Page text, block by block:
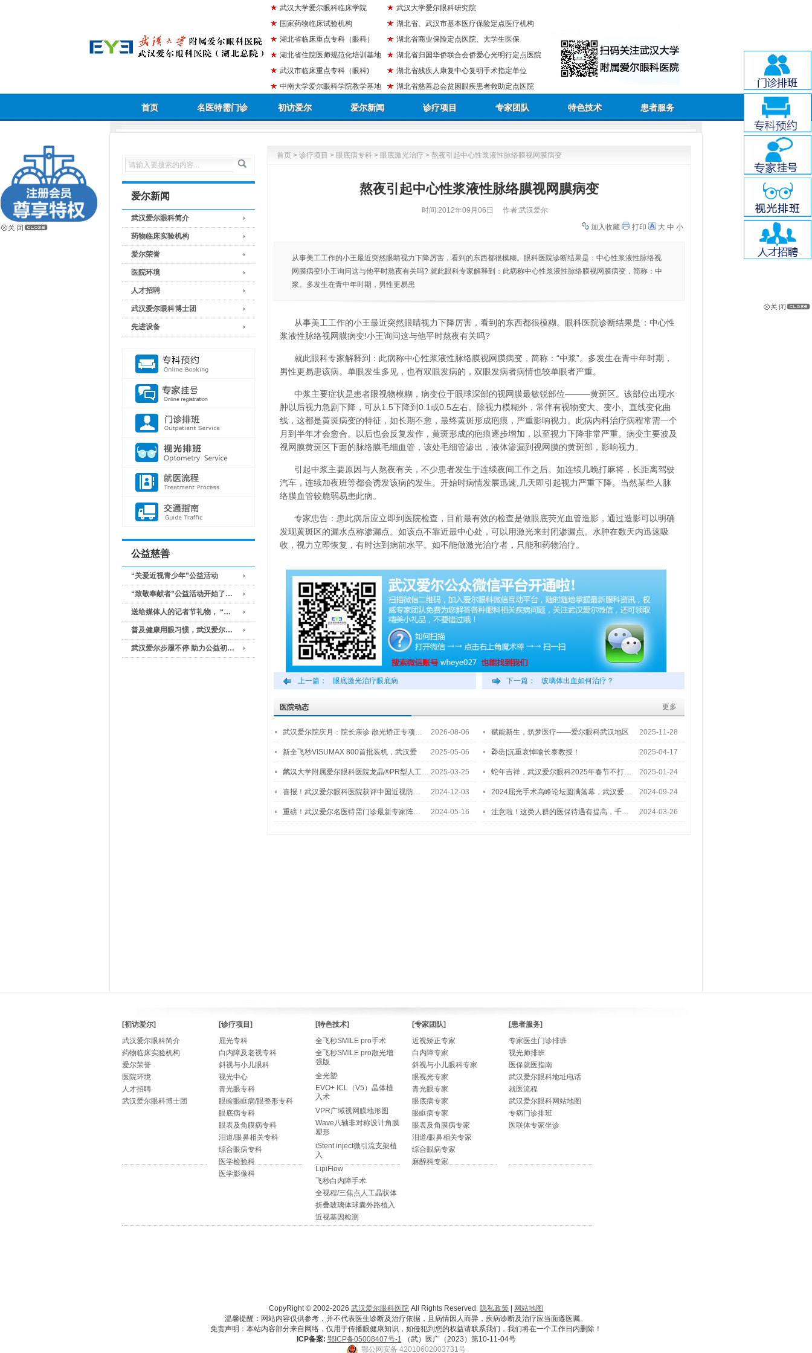
武汉大学爱尔眼科临床学院
国家药物临床试验机构
湖北省临床重点专科（眼科）
湖北省住院医师规范化培训基地
武汉市临床重点专科（眼科)
中南大学爱尔眼科学院教学基地
武汉大学爱尔眼科研究院
湖北省、武汉市基本医疗保险定点医疗机构
湖北省商业保险定点医院、大学生医保
湖北省归国华侨联合会侨爱心光明行定点医院
湖北省残疾人康复中心复明手术指定单位
湖北省慈善总会贫困眼疾患者救助定点医院
首页 名医特需门诊 初访爱尔 爱尔新闻 诊疗项目 专家团队 特色技术 患者服务
爱尔新闻
武汉爱尔眼科简介
药物临床实验机构
爱尔荣誉
医院环境
人才招聘
武汉爱尔眼科博士团
先进设备
公益慈善
“关爱近视青少年”公益活动
“致敬奉献者”公益活动开始了…
送给媒体人的记者节礼物， “…
普及健康用眼习惯，武汉爱尔…
武汉爱尔步履不停 助力公益初…
首页 > 诊疗项目 > 眼底病专科 > 眼底激光治疗 > 熬夜引起中心性浆液性脉络膜视网膜病变
熬夜引起中心性浆液性脉络膜视网膜病变
时间:2012年09月06日
作者:武汉爱尔
加入收藏
打印 大 中 小
从事美工工作的小王最近突然眼睛视力下降厉害，看到的东西都很模糊。眼科医院诊断结果是：中心性浆液性脉络视
网膜病变!小王询问这与他平时熬夜有关吗? 就此眼科专家解释到：此病称中心性浆液性脉络膜视网膜病变，简称：中
浆。多发生在青中年时期，男性更易患
从事美工工作的小王最近突然眼睛视力下降厉害，看到的东西都很模糊。眼科医院诊断结果是：中心性
浆液性脉络视网膜病变!小王询问这与他平时熬夜有关吗?
就此眼科专家解释到：此病称中心性浆液性脉络膜视网膜病变，简称：“中浆”。多发生在青中年时期，
男性更易患该病。单眼发生多见，也有双眼发病的，双眼发病者病情也较单眼者严重。
中浆主要症状是患者眼视物模糊，病变位于眼球深部的视网膜最敏锐部位———黄斑区。该部位出现水
肿以后视力急剧下降，可从1.5下降到0.1或0.5左右。除视力模糊外，常伴有视物变大、变小、直线变化曲
线，这都是黄斑病变的特征，如长期不愈，最终黄斑形成疤痕，严重影响视力。此病内科治疗病程常需一个
月到半年才会愈合。以后也会反复发作，黄斑形成的疤痕逐步增加，以至视力下降非常严重。病变主要波及
视网膜黄斑区下面的脉络膜毛细血管，该处毛细管渗出，液体渗漏到视网膜的黄斑部，影响视力。
引起中浆主要原因与人熬夜有关，不少患者发生于连续夜间工作之后。如连续几晚打麻将，长距离驾驶
汽车，连续加夜班等都会诱发该病的发生。开始时病情发展迅速,几天即引起视力严重下降。当然某些人脉
络膜血管较脆弱易患此病。
专家忠告：患此病后应立即到医院检查，目前最有效的检查是做眼底荧光血管造影，通过造影可以明确
发现黄斑区的漏水点称渗漏点。如该点不靠近最中心处，可以用激光来封闭渗漏点。水肿在数天内迅速吸
收，视力立即恢复，有时达到病前水平。如不能做激光治疗者，只能和药物治疗。
上一篇： 眼底激光治疗眼底病 下一篇： 玻璃体出血如何治疗？
更多
医院动态
武汉爱尔院庆月：院长亲诊 散光矫正专项… 2026-08-06 赋能新生，筑梦医疗——爱尔眼科武汉地区
2…
2025-11-28
新全飞秒VISUMAX 800首批装机，武汉爱
尔…
2025-05-06 讣告|沉重哀悼喻长泰教授！ 2025-04-17
武汉大学附属爱尔眼科医院龙晶®PR型人工… 2025-03-25 蛇年吉祥，武汉爱尔眼科2025年春节不打… 2025-01-24
喜报！武汉爱尔眼科医院获评中国近视防… 2024-12-03 2024屈光手术高峰论坛圆满落幕，武汉爱… 2024-09-24
重磅！武汉爱尔名医特需门诊最新专家阵… 2024-05-16 注意啦！这类人群的医保待遇有提高，千… 2024-03-26
[初访爱尔]
武汉爱尔眼科简介
药物临床实验机构
爱尔荣誉
医院环境
人才招聘
武汉爱尔眼科博士团
[诊疗项目]
屈光专科
白内障及老视专科
斜视与小儿眼科
视光中心
青光眼专科
眼睑眼眶病/眼整形专科
眼底病专科
眼表及角膜病专科
泪道/眼鼻相关专科
综合眼病专科
医学检验科
医学影像科
[特色技术]
全飞秒SMILE pro手术
全飞秒SMILE pro散光增
强版
全光塑
EVO+ ICL（V5）晶体植
入术
VPR广域视网膜地形图
Wave八轴非对称设计角膜
塑形
iStent inject微引流支架植
入
LipiFlow
飞秒白内障手术
全视程/三焦点人工晶状体
折叠玻璃体球囊外路植入
近视基因检测
[专家团队]
近视矫正专家
白内障专家
斜视与小儿眼科专家
眼视光专家
青光眼专家
眼底病专家
眼眶病专家
眼表及角膜病专家
泪道/眼鼻相关专家
综合眼病专家
麻醉科专家
[患者服务]
专家医生门诊排班
视光师排班
医保就医指南
武汉爱尔眼科地址电话
就医流程
武汉爱尔眼科网站地图
专病门诊排班
医联体专家坐诊
CopyRight © 2002-2026 武汉爱尔眼科医院 All Rights Reserved. 隐私政策
网站地图
温馨提醒：网站内容仅供参考，并不代表医生诊断及治疗依据，且病情因人而异，疾病诊断及治疗应当面遵医嘱。
免责声明：本站内容部分来自网络，仅用于传播眼健康知识，如侵犯到您的权益请联系我们，我们将在一个工作日内删除！
ICP备案: 鄂ICP备05008407号-1 （武）医广（2023）第10-11-04号
鄂公网安备 42010602003731号